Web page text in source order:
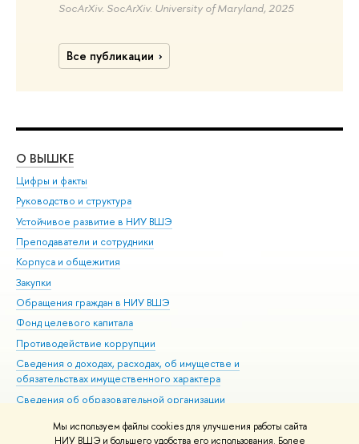
Мы используем файлы cookies для улучшения работы сайта
НИУ ВШЭ и большего удобства его использования. Более
SocArXiv. SocArXiv. University of Maryland, 2025
Все публикации
О ВЫШКЕ
Цифры и факты
Руководство и структура
Устойчивое развитие в НИУ ВШЭ
Преподаватели и сотрудники
Корпуса и общежития
Закупки
Обращения граждан в НИУ ВШЭ
Фонд целевого капитала
Противодействие коррупции
Сведения о доходах, расходах, об имуществе и
обязательствах имущественного характера
Сведения об образовательной организации
Людям с ограниченными возможностями здоровья
Единая платежная страница